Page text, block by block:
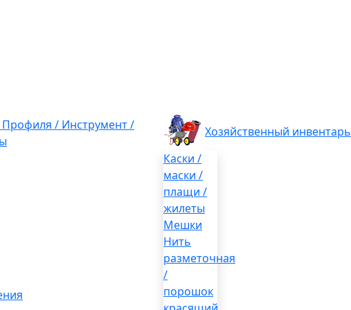
Профиля / Инструмент /
Хозяйственный инвентарь
Каски /
маски /
плащи /
жилеты
Мешки
Нить
разметочная
/
порошок